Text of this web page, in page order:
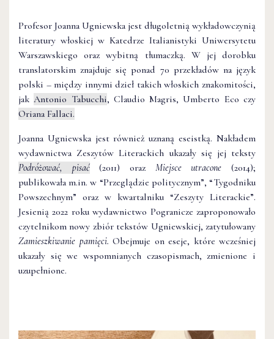
Profesor Joanna Ugniewska jest długoletnią wykładowczynią
literatury włoskiej w Katedrze Italianistyki Uniwersytetu
Warszawskiego oraz wybitną tłumaczką. W jej dorobku
translatorskim znajduje się ponad 70 przekładów na język
polski – między innymi dzieł takich włoskich znakomitości,
jakAntonio Tabucchi, Claudio Magris, Umberto Eco czy
Oriana Fallaci.
Joanna Ugniewska jest również uznaną eseistką. Nakładem
wydawnictwa Zeszytów Literackich ukazały się jej teksty
Podróżować, pisać(2011) oraz Miejsce utracone (2014);
publikowała m.in. w “Przeglądzie politycznym”, “Tygodniku
Powszechnym” oraz w kwartalniku “Zeszyty Literackie”.
Jesienią 2022 roku wydawnictwo Pogranicze zaproponowało
czytelnikom nowy zbiór tekstów Ugniewskiej, zatytułowany
Zamieszkiwanie pamięci. Obejmuje on eseje, które wcześniej
ukazały się we wspomnianych czasopismach, zmienione i
uzupełnione.